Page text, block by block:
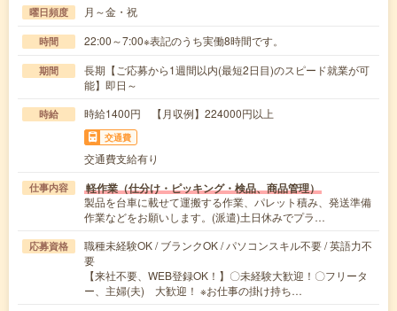
曜日頻度 月～金・祝
時間 22:00～7:00※表記のうち実働8時間です。
期間
長期【ご応募から1週間以内(最短2日目)のスピード就業が可
能】即日～
時給 時給1400円 【月収例】224000円以上
交通費
交通費支給有り
仕事内容 軽作業（仕分け・ピッキング・検品、商品管理）
製品を台車に載せて運搬する作業、パレット積み、発送準備
作業などをお願いします。(派遣)土日休みでプラ…
応募資格
職種未経験OK / ブランクOK / パソコンスキル不要 / 英語力不
要
【来社不要、WEB登録OK！】〇未経験大歓迎！〇フリータ
ー、主婦(夫) 大歓迎！ ※お仕事の掛け持ち…